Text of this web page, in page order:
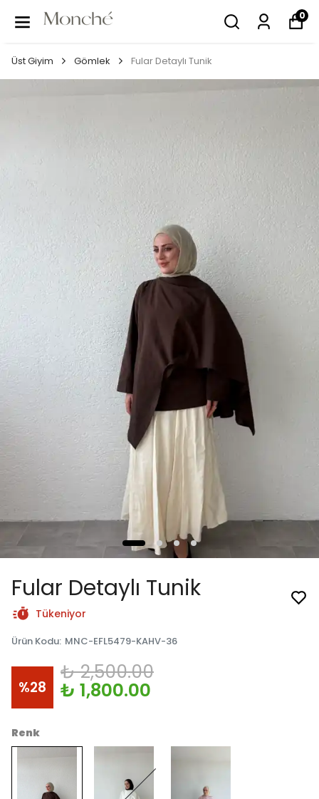
0
Üst Giyim Gömlek Fular Detaylı Tunik
Fular Detaylı Tunik
Tükeniyor
Ürün Kodu: MNC-EFL5479-KAHV-36
%28
₺ 2,500.00
₺ 1,800.00
Renk